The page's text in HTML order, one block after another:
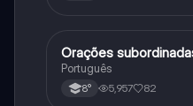
Português
Orações
Português
8° 5,957 82